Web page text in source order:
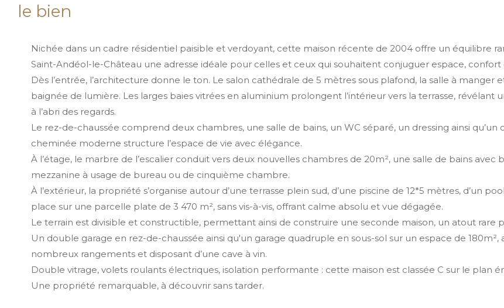
le bien
Nichée dans un cadre résidentiel paisible et verdoyant, cette maison récente de 2004 offre un équilibre
Saint-Andéol-le-Château une adresse idéale pour celles et ceux qui souhaitent conjuguer espace,
Dès l’entrée, l’architecture donne le ton. Le salon cathédrale de 5 mètres sous plafond, la salle à
baignée de lumière. Les larges baies vitrées en aluminium prolongent l’intérieur vers la terrasse, révélant
à l’abri des regards.
Le rez-de-chaussée comprend deux chambres, une salle de bains, un WC séparé, un dressing ainsi
cheminée moderne structure l’espace de vie avec élégance.
À l’étage, le marbre de l’escalier conduit vers deux nouvelles chambres de 20m², une salle de bains
mezzanine à usage de bureau ou de cinquième chambre.
À l’extérieur, la propriété s’organise autour d’une terrasse plein sud, d’une piscine de 12*5 mètres, d’un
place sur une parcelle plate de 3 470 m², sans vis-à-vis, offrant calme absolu et vue dégagée.
Le terrain est divisible et constructible, permettant ainsi de construire une seconde maison, un atout rare
Un double garage en rez-de-chaussée ainsi qu'un garage quadruple en sous-sol sur un espace de
nombreux rangements et disposant d’une cave à vin.
Double vitrage, volets roulants électriques, isolation performante : cette maison est classée C sur le plan
Une propriété remarquable, à découvrir sans tarder.